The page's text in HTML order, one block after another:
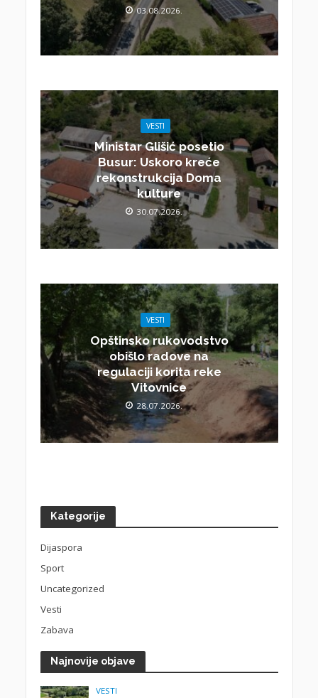
03.08.2026.
VESTI
Ministar Glišić posetio
Busur: Uskoro kreće
rekonstrukcija Doma
kulture
30.07.2026.
VESTI
Opštinsko rukovodstvo
obišlo radove na
regulaciji korita reke
Vitovnice
28.07.2026.
Kategorije
Dijaspora
Sport
Uncategorized
Vesti
Zabava
Najnovije objave
VESTI